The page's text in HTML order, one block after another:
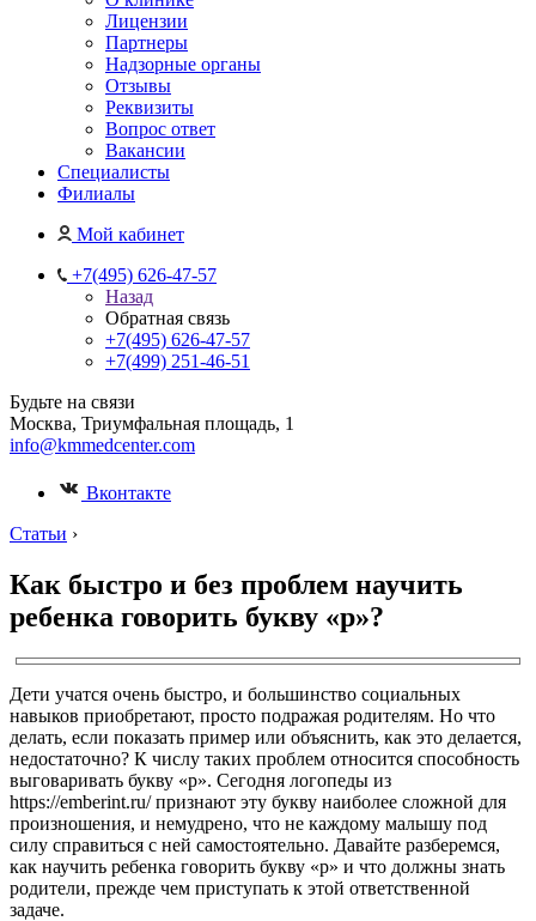
Лицензии
Партнеры
Надзорные органы
Отзывы
Реквизиты
Вопрос ответ
Вакансии
Специалисты
Филиалы
Мой кабинет
+7(495) 626-47-57
Назад
Обратная связь
+7(495) 626-47-57
+7(499) 251-46-51
Будьте на связи
Москва, Триумфальная площадь, 1
info@kmmedcenter.com
Вконтакте
Статьи ›
Как быстро и без проблем научить
ребенка говорить букву «р»?
Дети учатся очень быстро, и большинство социальных
навыков приобретают, просто подражая родителям. Но что
делать, если показать пример или объяснить, как это делается,
недостаточно? К числу таких проблем относится способность
выговаривать букву «р». Сегодня логопеды из
https://emberint.ru/ признают эту букву наиболее сложной для
произношения, и немудрено, что не каждому малышу под
силу справиться с ней самостоятельно. Давайте разберемся,
как научить ребенка говорить букву «р» и что должны знать
родители, прежде чем приступать к этой ответственной
задаче.